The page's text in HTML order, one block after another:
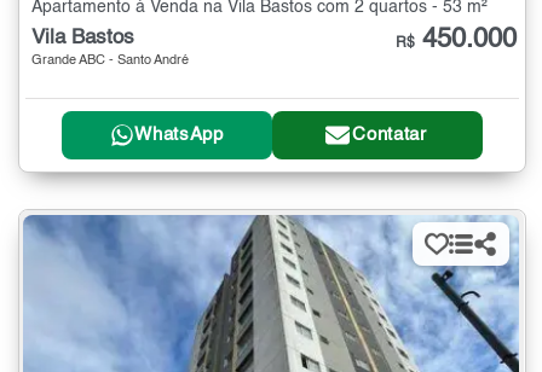
Apartamento à Venda na Vila Bastos com 2 quartos - 53 m²
Vila Bastos
Grande ABC - Santo André
R$ 450.000
WhatsApp Contatar